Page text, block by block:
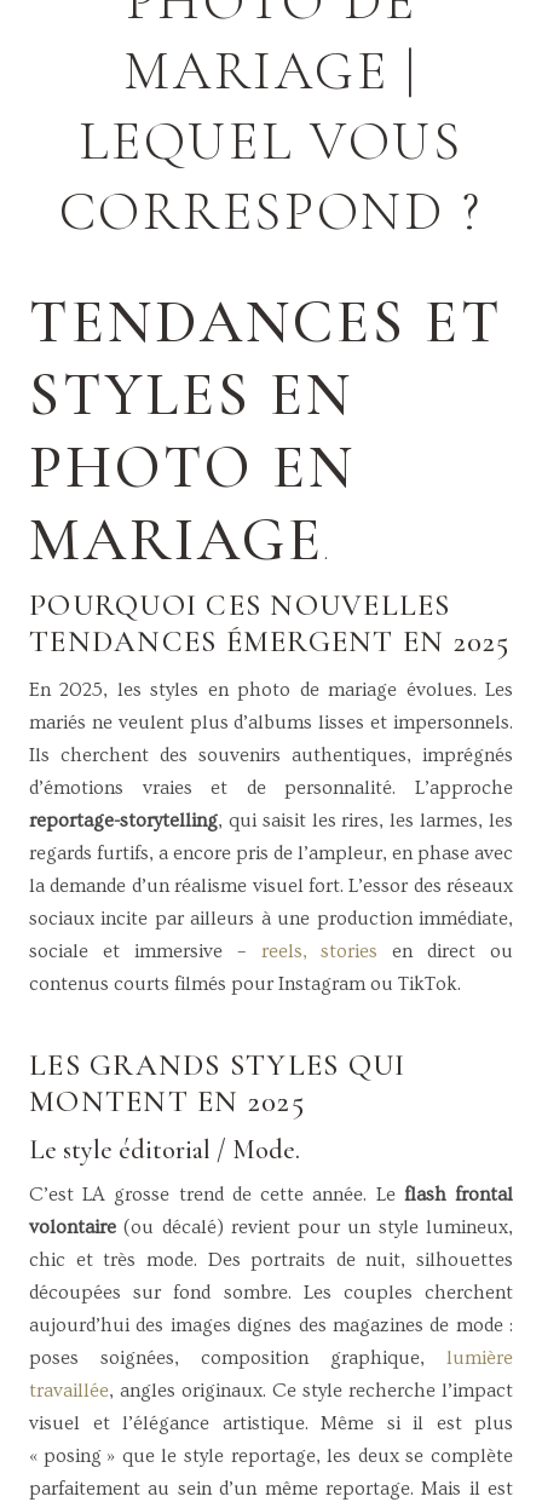
MARIAGE |
LEQUEL VOUS
CORRESPOND ?
TENDANCES ET
STYLES EN
PHOTO EN
MARIAGE .
POURQUOI CES NOUVELLES
TENDANCES ÉMERGENT EN 2025
En 2025, les styles en photo de mariage évolues. Les
mariés ne veulent plus d’albums lisses et impersonnels.
Ils cherchent des souvenirs authentiques, imprégnés
d’émotions vraies et de personnalité. L’approche
reportage-storytelling, qui saisit les rires, les larmes, les
regards furtifs, a encore pris de l’ampleur, en phase avec
la demande d’un réalisme visuel fort. L’essor des réseaux
sociaux incite par ailleurs à une production immédiate,
sociale et immersive – reels, stories en direct ou
contenus courts filmés pour Instagram ou TikTok.
LES GRANDS STYLES QUI
MONTENT EN 2025
Le style éditorial / Mode.
C’est LA grosse trend de cette année. Le flash frontal
volontaire (ou décalé) revient pour un style lumineux,
chic et très mode. Des portraits de nuit, silhouettes
découpées sur fond sombre. Les couples cherchent
aujourd’hui des images dignes des magazines de mode :
poses soignées, composition graphique, lumière
travaillée, angles originaux. Ce style recherche l’impact
visuel et l’élégance artistique. Même si il est plus
« posing » que le style reportage, les deux se complète
parfaitement au sein d’un même reportage. Mais il est